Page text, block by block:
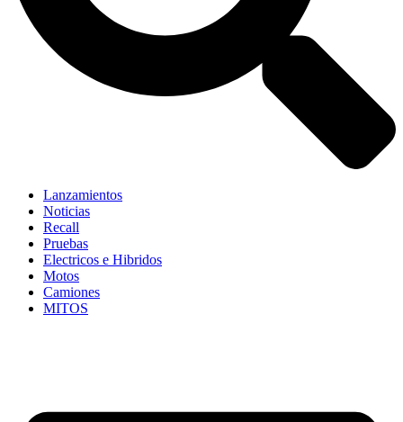
Lanzamientos
Noticias
Recall
Pruebas
Electricos e Hibridos
Motos
Camiones
MITOS